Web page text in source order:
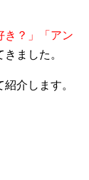
き？」「アン
ました。
紹介します。